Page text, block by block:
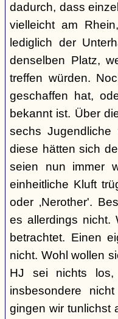
dadurch, dass
vielleicht am
lediglich der
denselben Platz,
treffen würden.
geschaffen hat,
bekannt ist. Über
sechs
diese hätten sich
seien nun immer
einheitliche Kluft
oder ‚Nerother'.
es allerdings nicht.
betrachtet. Einen
nicht. Wohl wollen
HJ sei nichts los,
insbesondere
gingen wir tunlichst